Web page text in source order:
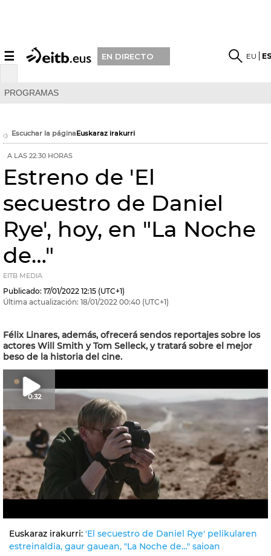
☰ EN DIRECTO EU
PROGRAMAS
Escuchar la páginaEuskaraz irakurri
A LAS 22:30 HORAS
Estreno de 'El
secuestro de Daniel
Rye', hoy, en "La Noche
de…"
EITB MEDIA
Publicado: 17/01/2022 12:15 (UTC+1)
Última actualización: 18/01/2022 00:40 (UTC+1)
Félix Linares, además, ofrecerá sendos reportajes sobre los
actores Will Smith y Tom Selleck, y tratará sobre el mejor
beso de la historia del cine.
0:32
Euskaraz irakurri: 'El secuestro de Daniel Rye' pelikularen
estreinaldia, gaur gauean, "La Noche de…" saioan